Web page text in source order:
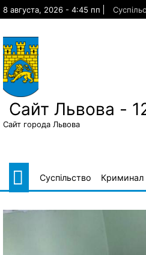
8 августа, 2026 - 4:45 пп
Сайт Львова -
Сайт города Львова
Суспільство Криминал